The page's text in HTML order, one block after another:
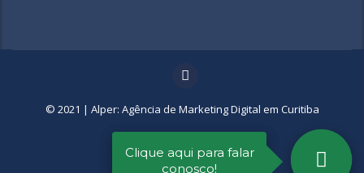
Clique aqui para falar
conosco!
© 2021 | Alper: Agência de Marketing Digital em Curitiba